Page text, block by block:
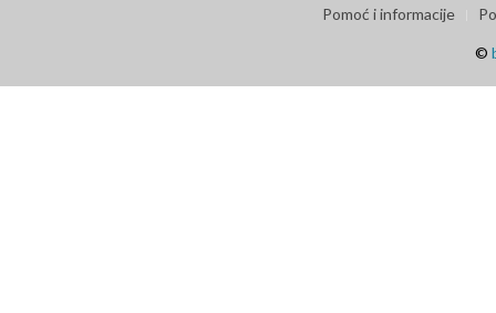
Pomoć i informacije
©